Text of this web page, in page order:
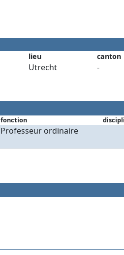
lieu canton
Utrecht -
fonction
Professeur ordinaire